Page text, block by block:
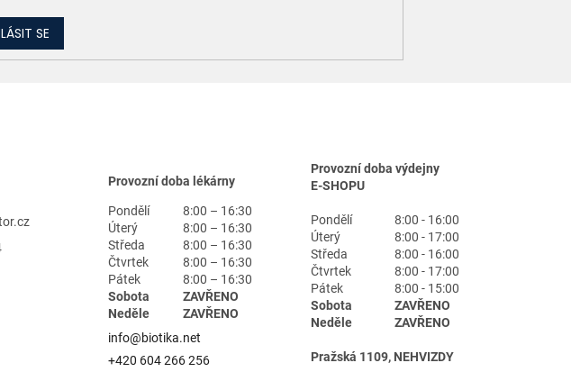
SE
Provozní doba lékárny
Pondělí
8:00 – 16:30
Úterý
8:00 – 16:30
Středa
8:00 – 16:30
Čtvrtek
8:00 – 16:30
Pátek
8:00 – 16:30
Sobota
ZAVŘENO
Neděle
ZAVŘENO
info@biotika.net
+420 604 266 256
Provozní doba výdejny
E-SHOPU
Pondělí
8:00 - 16:00
Úterý
8:00 - 17:00
Středa
8:00 - 16:00
Čtvrtek
8:00 - 17:00
Pátek
8:00 - 15:00
Sobota
ZAVŘENO
Neděle
ZAVŘENO
Pražská 1109, NEHVIZDY